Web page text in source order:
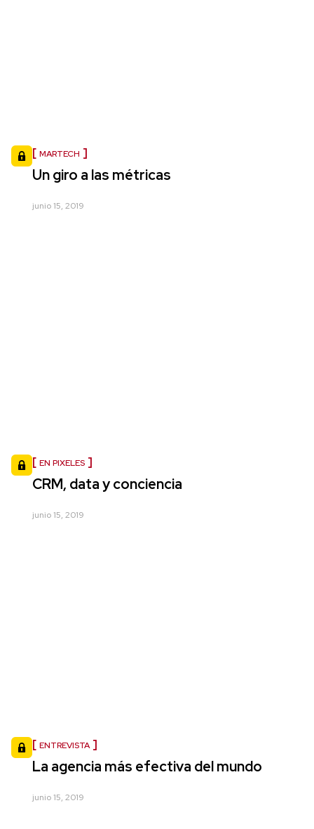
MARTECH
Un giro a las métricas
junio 15, 2019
EN PIXELES
CRM, data y conciencia
junio 15, 2019
ENTREVISTA
La agencia más efectiva del mundo
junio 15, 2019